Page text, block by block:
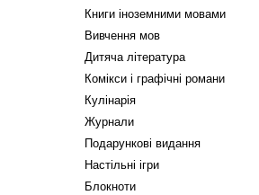
Книги іноземними мовами
Вивчення мов
Дитяча література
Комікси і графічні романи
Кулінарія
Журнали
Подарункові видання
Настільні ігри
Блокноти